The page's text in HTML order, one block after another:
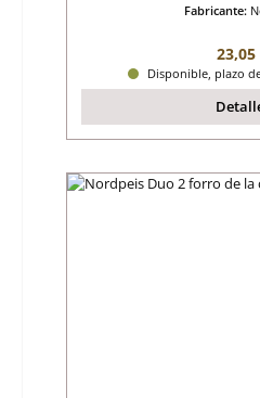
Fabricante:
23,05
Disponible, plazo